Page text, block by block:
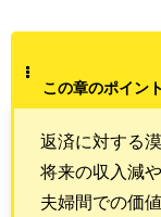
この章のポイント
返済に対する
将来の収入減
夫婦間での価